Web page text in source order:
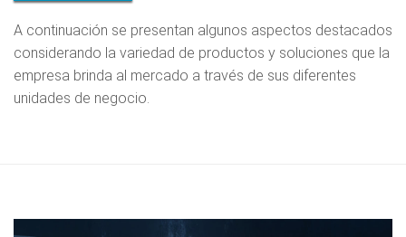
A continuación se presentan algunos aspectos destacados
considerando la variedad de productos y soluciones que la
empresa brinda al mercado a través de sus diferentes
unidades de negocio.